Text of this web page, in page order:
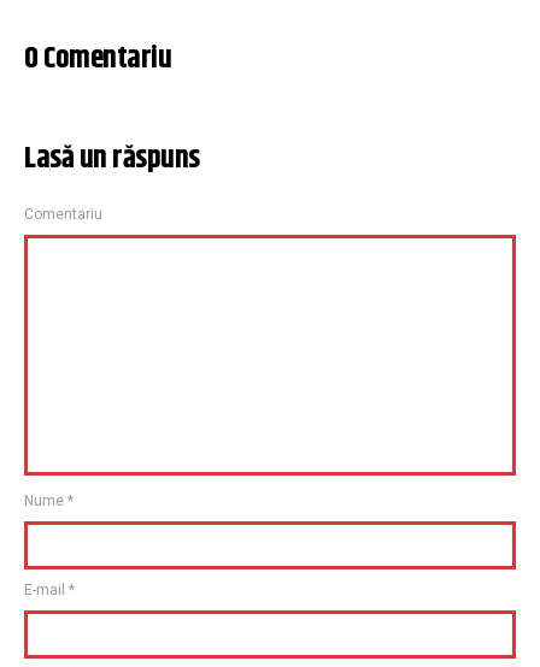
0 Comentariu
Lasă un răspuns
Comentariu
Nume *
E-mail *